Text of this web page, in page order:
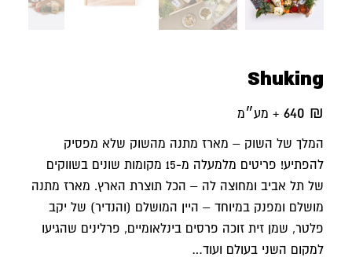
Shuking
640 ₪ + מע״מ
המלך של השוק – מארז מתנה מהשוק שלא מפסיק
להפתיע! פריטים מלמעלה מ-15 מקומות שונים בשווקים
של תל אביב ומחוצה לה – הכל תוצרת הארץ. מארז מתנה
מושלם ומפנק במיוחד – היין המושלם (והנדיר) של יקב
פלטר, שמן זית זוכה פרסים בינלאומיים, פרלינים שהגיעו
למקום השני בעולם ועוד…